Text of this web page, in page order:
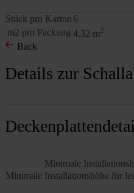
Stück pro Karton 6
m2 pro Packung 4,32 m2
Back
Details zur
Minimale
Minimale Installationshöhe für